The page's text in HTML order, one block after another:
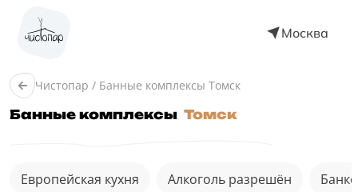
Москва
Чистопар / Банные комплексы Томск
Банные комплексы Томск
Европейская кухня Алкоголь разрешён